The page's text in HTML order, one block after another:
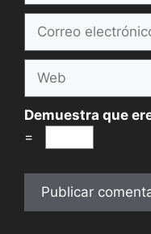
electrónico
Demuestra que
=